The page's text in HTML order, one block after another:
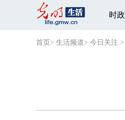
时政
首页 > 生活频道> 今日关注 >